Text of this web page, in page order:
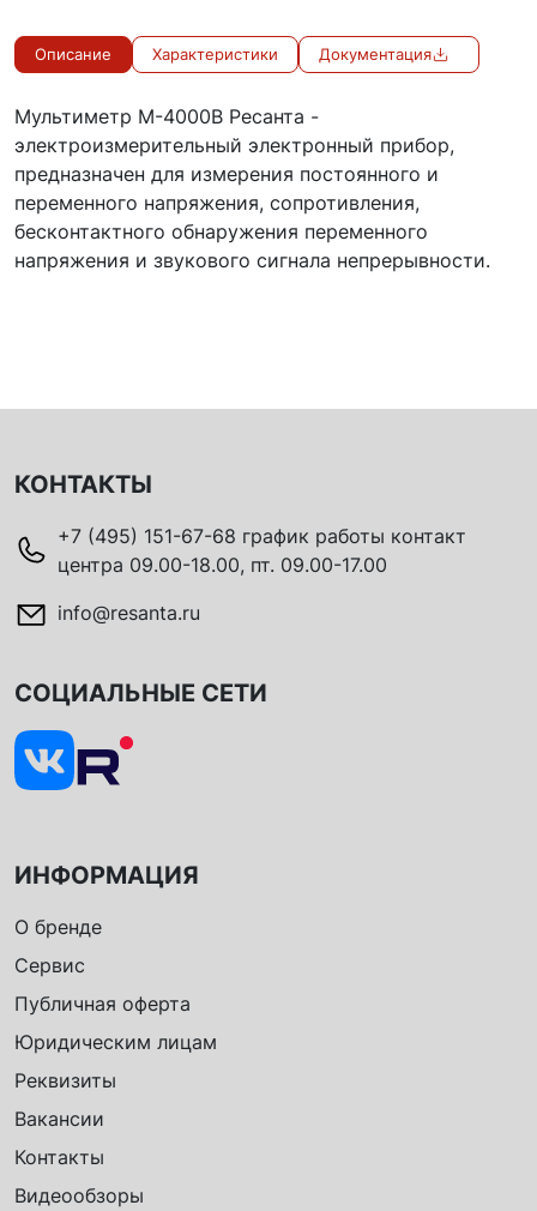
Описание Характеристики Документация
Мультиметр М-4000В Ресанта -
электроизмерительный электронный прибор,
предназначен для измерения постоянного и
переменного напряжения, сопротивления,
бесконтактного обнаружения переменного
напряжения и звукового сигнала непрерывности.
КОНТАКТЫ
+7 (495) 151-67-68 график работы контакт
центра 09.00-18.00, пт. 09.00-17.00
info@resanta.ru
ИНФОРМАЦИЯ
О бренде
Сервис
Публичная оферта
Юридическим лицам
Реквизиты
Вакансии
Контакты
Видеообзоры
СОЦИАЛЬНЫЕ СЕТИ